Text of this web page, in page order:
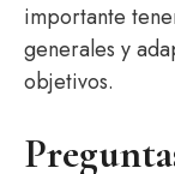
importante
generales y
objetivos.